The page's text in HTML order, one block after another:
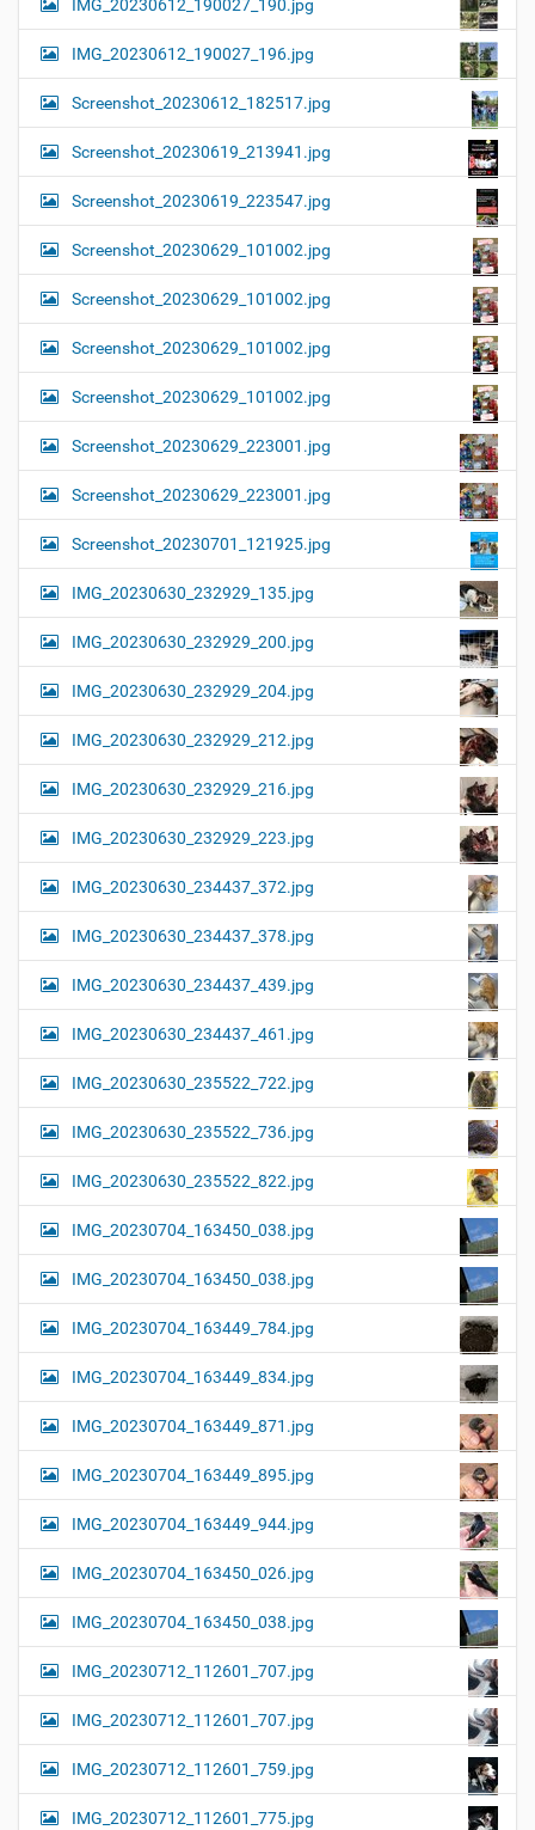
IMG_20230612_190027_190.jpg
IMG_20230612_190027_196.jpg
Screenshot_20230612_182517.jpg
Screenshot_20230619_213941.jpg
Screenshot_20230619_223547.jpg
Screenshot_20230629_101002.jpg
Screenshot_20230629_101002.jpg
Screenshot_20230629_101002.jpg
Screenshot_20230629_101002.jpg
Screenshot_20230629_223001.jpg
Screenshot_20230629_223001.jpg
Screenshot_20230701_121925.jpg
IMG_20230630_232929_135.jpg
IMG_20230630_232929_200.jpg
IMG_20230630_232929_204.jpg
IMG_20230630_232929_212.jpg
IMG_20230630_232929_216.jpg
IMG_20230630_232929_223.jpg
IMG_20230630_234437_372.jpg
IMG_20230630_234437_378.jpg
IMG_20230630_234437_439.jpg
IMG_20230630_234437_461.jpg
IMG_20230630_235522_722.jpg
IMG_20230630_235522_736.jpg
IMG_20230630_235522_822.jpg
IMG_20230704_163450_038.jpg
IMG_20230704_163450_038.jpg
IMG_20230704_163449_784.jpg
IMG_20230704_163449_834.jpg
IMG_20230704_163449_871.jpg
IMG_20230704_163449_895.jpg
IMG_20230704_163449_944.jpg
IMG_20230704_163450_026.jpg
IMG_20230704_163450_038.jpg
IMG_20230712_112601_707.jpg
IMG_20230712_112601_707.jpg
IMG_20230712_112601_759.jpg
IMG_20230712_112601_775.jpg